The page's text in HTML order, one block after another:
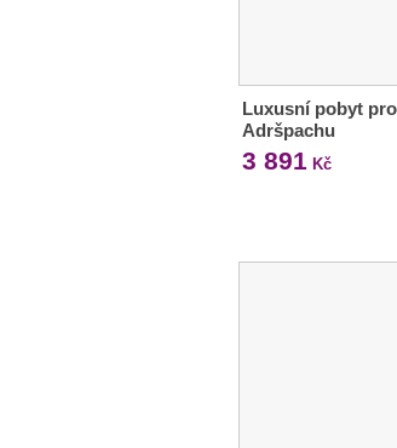
Luxusní pobyt
Adršpachu
3 891 Kč